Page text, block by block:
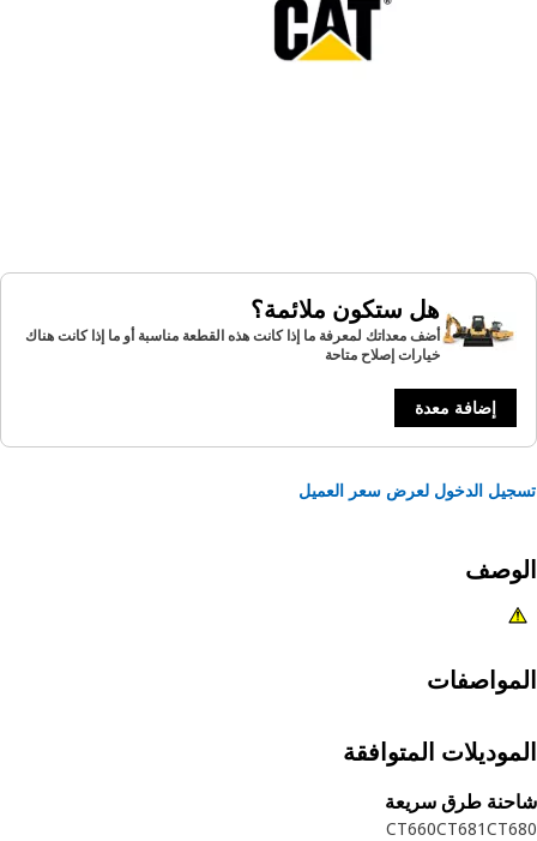
هل ستكون ملائمة؟
أضف معداتك لمعرفة ما إذا كانت هذه القطعة مناسبة أو ما إذا كانت هناك
خيارات إصلاح متاحة
إضافة معدة
الدخول لعرض سعر العميل
المتوافقة
طرق سريعة
CT681
CT660